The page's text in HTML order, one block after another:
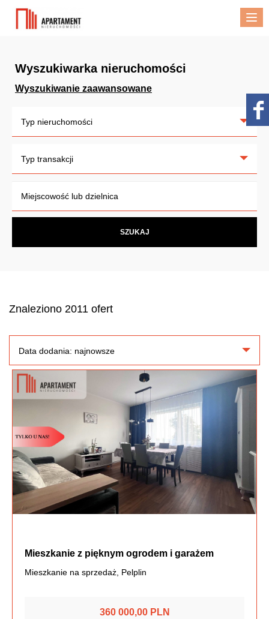
Wyszukiwarka nieruchomości
Wyszukiwanie zaawansowane
Typ nieruchomości
Typ transakcji
Znaleziono 2011 ofert
Data dodania: najnowsze
Mieszkanie z pięknym ogrodem i garażem
Mieszkanie na sprzedaż, Pelplin
360 000,00 PLN